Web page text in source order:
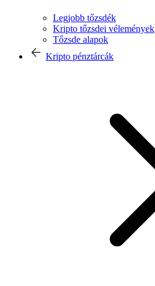
Legjobb tőzsdék
Kripto tőzsdei vélemények
Tőzsde alapok
Kripto pénztárcák